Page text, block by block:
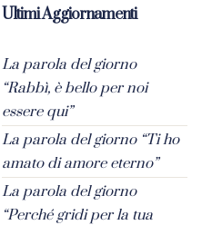
Ultimi Aggiornamenti
La parola del giorno
“Rabbì, è bello per noi
essere qui”
La parola del giorno “Ti ho
amato di amore eterno”
La parola del giorno
“Perché gridi per la tua